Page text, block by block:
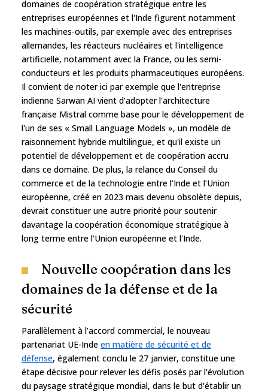
domaines de coopération stratégique entre les
entreprises européennes et l'Inde figurent notamment
les machines-outils, par exemple avec des entreprises
allemandes, les réacteurs nucléaires et l'intelligence
artificielle, notamment avec la France, ou les semi-
conducteurs et les produits pharmaceutiques européens.
Il convient de noter ici par exemple que l'entreprise
indienne Sarwan AI vient d’adopter l'architecture
française Mistral comme base pour le développement de
l'un de ses « Small Language Models », un modèle de
raisonnement hybride multilingue, et qu'il existe un
potentiel de développement et de coopération accru
dans ce domaine. De plus, la relance du Conseil du
commerce et de la technologie entre l‘Inde et l‘Union
européenne, créé en 2023 mais devenu obsolète depuis,
devrait constituer une autre priorité pour soutenir
davantage la coopération économique stratégique à
long terme entre l'Union européenne et l'Inde.
Nouvelle coopération dans les
domaines de la défense et de la
sécurité
Parallèlement à l’accord commercial, le nouveau
partenariat UE-Inde en matière de sécurité et de
défense, également conclu le 27 janvier, constitue une
étape décisive pour relever les défis posés par l'évolution
du paysage stratégique mondial, dans le but d'établir un